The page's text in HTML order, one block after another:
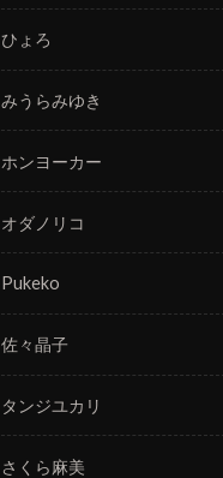
ひょろ
みうらみゆき
ホンヨーカー
オダノリコ
Pukeko
佐々晶子
タンジユカリ
さくら麻美